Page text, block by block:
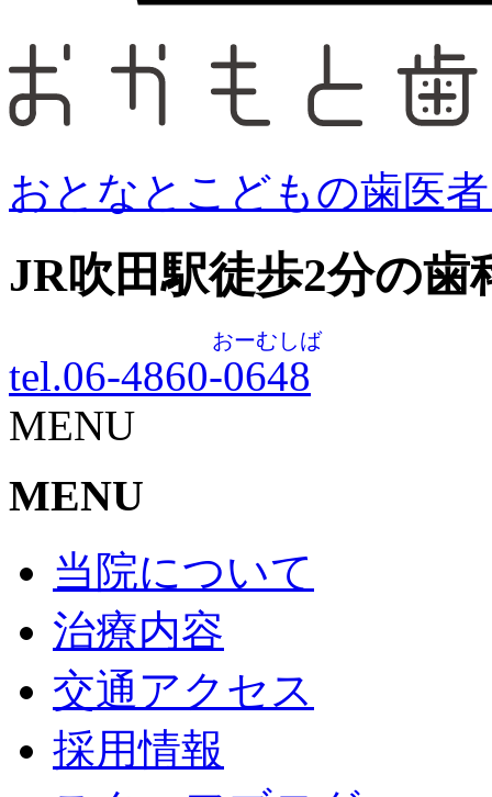
おとなとこどもの歯医
JR吹田駅徒歩2分の歯
tel.06-4860-0648
おーむしば
MENU
MENU
当院について
治療内容
交通アクセス
採用情報